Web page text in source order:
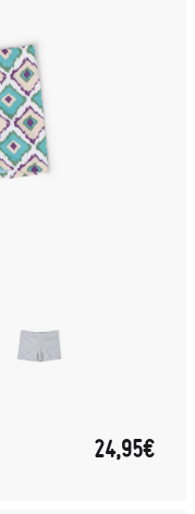
24,95€